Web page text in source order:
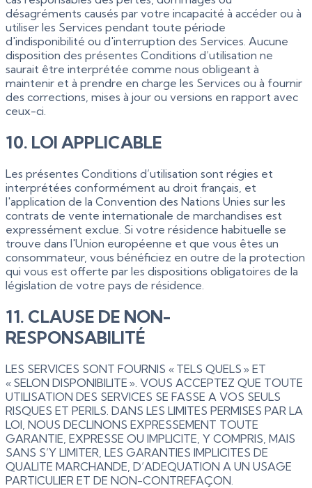
désagréments causés par votre incapacité à accéder ou à
utiliser les Services pendant toute période
d'indisponibilité ou d'interruption des Services. Aucune
disposition des présentes Conditions d’utilisation ne
saurait être interprétée comme nous obligeant à
maintenir et à prendre en charge les Services ou à fournir
des corrections, mises à jour ou versions en rapport avec
ceux-ci.
10. LOI APPLICABLE
Les présentes Conditions d’utilisation sont régies et
interprétées conformément au droit français, et
l'application de la Convention des Nations Unies sur les
contrats de vente internationale de marchandises est
expressément exclue. Si votre résidence habituelle se
trouve dans l'Union européenne et que vous êtes un
consommateur, vous bénéficiez en outre de la protection
qui vous est offerte par les dispositions obligatoires de la
législation de votre pays de résidence.
11. CLAUSE DE NON-
RESPONSABILITÉ
LES SERVICES SONT FOURNIS « TELS QUELS » ET
« SELON DISPONIBILITE ». VOUS ACCEPTEZ QUE TOUTE
UTILISATION DES SERVICES SE FASSE A VOS SEULS
RISQUES ET PERILS. DANS LES LIMITES PERMISES PAR LA
LOI, NOUS DECLINONS EXPRESSEMENT TOUTE
GARANTIE, EXPRESSE OU IMPLICITE, Y COMPRIS, MAIS
SANS S’Y LIMITER, LES GARANTIES IMPLICITES DE
QUALITE MARCHANDE, D’ADEQUATION A UN USAGE
PARTICULIER ET DE NON-CONTREFAÇON.